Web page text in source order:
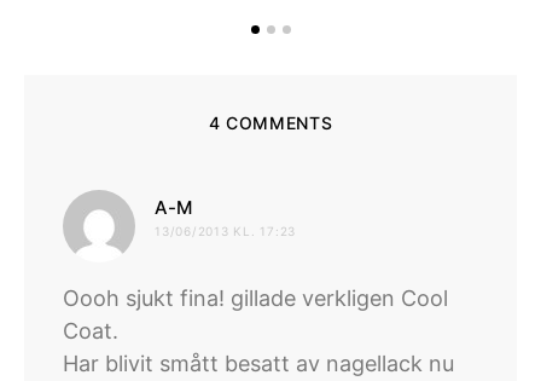
4 COMMENTS
A-Mskriver:
13/06/2013 KL. 17:23
Oooh sjukt fina! gillade verkligen Cool
Coat.
Har blivit smått besatt av nagellack nu